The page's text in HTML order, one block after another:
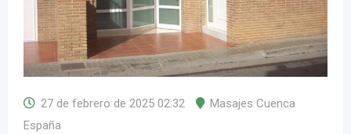
27 de febrero de 2025 02:32
Masajes Cuenca
España